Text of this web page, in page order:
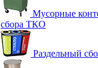
Мусорные
сбора ТКО
Раздельный